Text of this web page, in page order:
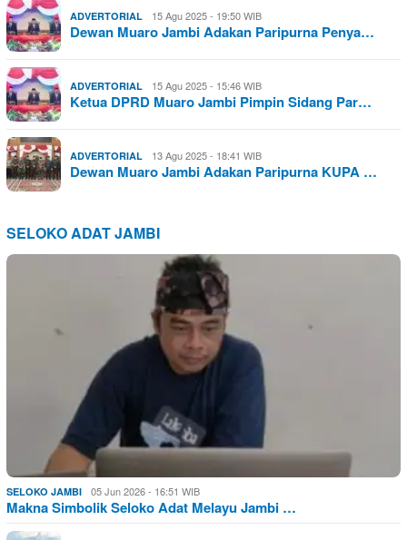
ADVERTORIAL 15 Agu 2025 - 19:50 WIB
Dewan Muaro Jambi Adakan Paripurna Penya…
ADVERTORIAL 15 Agu 2025 - 15:46 WIB
Ketua DPRD Muaro Jambi Pimpin Sidang Par…
ADVERTORIAL 13 Agu 2025 - 18:41 WIB
Dewan Muaro Jambi Adakan Paripurna KUPA …
SELOKO ADAT JAMBI
SELOKO JAMBI 05 Jun 2026 - 16:51 WIB
Makna Simbolik Seloko Adat Melayu Jambi …